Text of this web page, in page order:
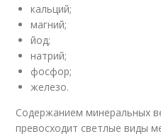
кальций;
магний;
йод;
натрий;
фосфор;
железо.
Содержанием минеральных
превосходит светлые виды